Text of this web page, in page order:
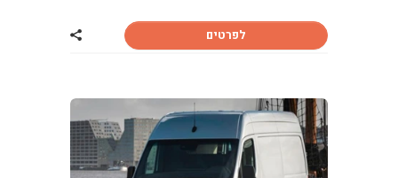
לפרטים שתף רכב